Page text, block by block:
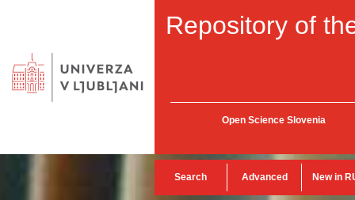
Repository of
Open Science Slovenia
Search Advanced New in